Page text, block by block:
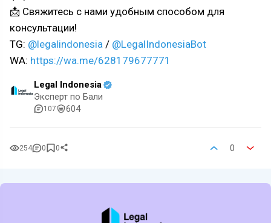
📩 Свяжитесь с нами удобным способом для
консультации!
TG: @legalindonesia / @LegalIndonesiaBot
WA: https://wa.me/628179677771
Legal Indonesia
Эксперт по Бали
107 604
254 0 0 0